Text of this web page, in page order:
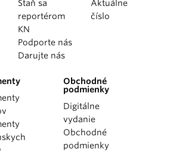
Staň sa
reportérom
KN
Podporte nás
Darujte nás
Aktuálne
číslo
Obchodné
podmienky
Digitálne
vydanie
Obchodné
podmienky